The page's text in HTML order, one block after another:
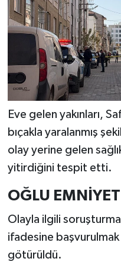
Eve gelen yakınları,
bıçakla yaralanmış
olay yerine gelen
yitirdiğini tespit etti.
OĞLU
Olayla ilgili soruşturma
ifadesine
götürüldü.